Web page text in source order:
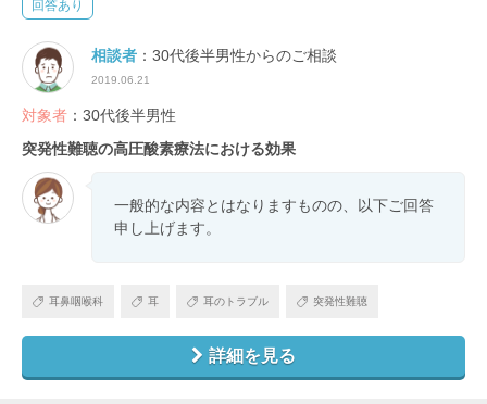
回答あり
相談者 ：30代後半男性からのご相談
2019.06.21
対象者 ：30代後半男性
突発性難聴の高圧酸素療法における効果
一般的な内容とはなりますものの、以下ご回答
申し上げます。
耳鼻咽喉科 耳 耳のトラブル 突発性難聴
詳細を見る